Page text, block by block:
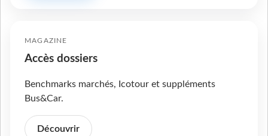
MAGAZINE
Accès dossiers
Benchmarks marchés, Icotour et suppléments
Bus&Car.
Découvrir